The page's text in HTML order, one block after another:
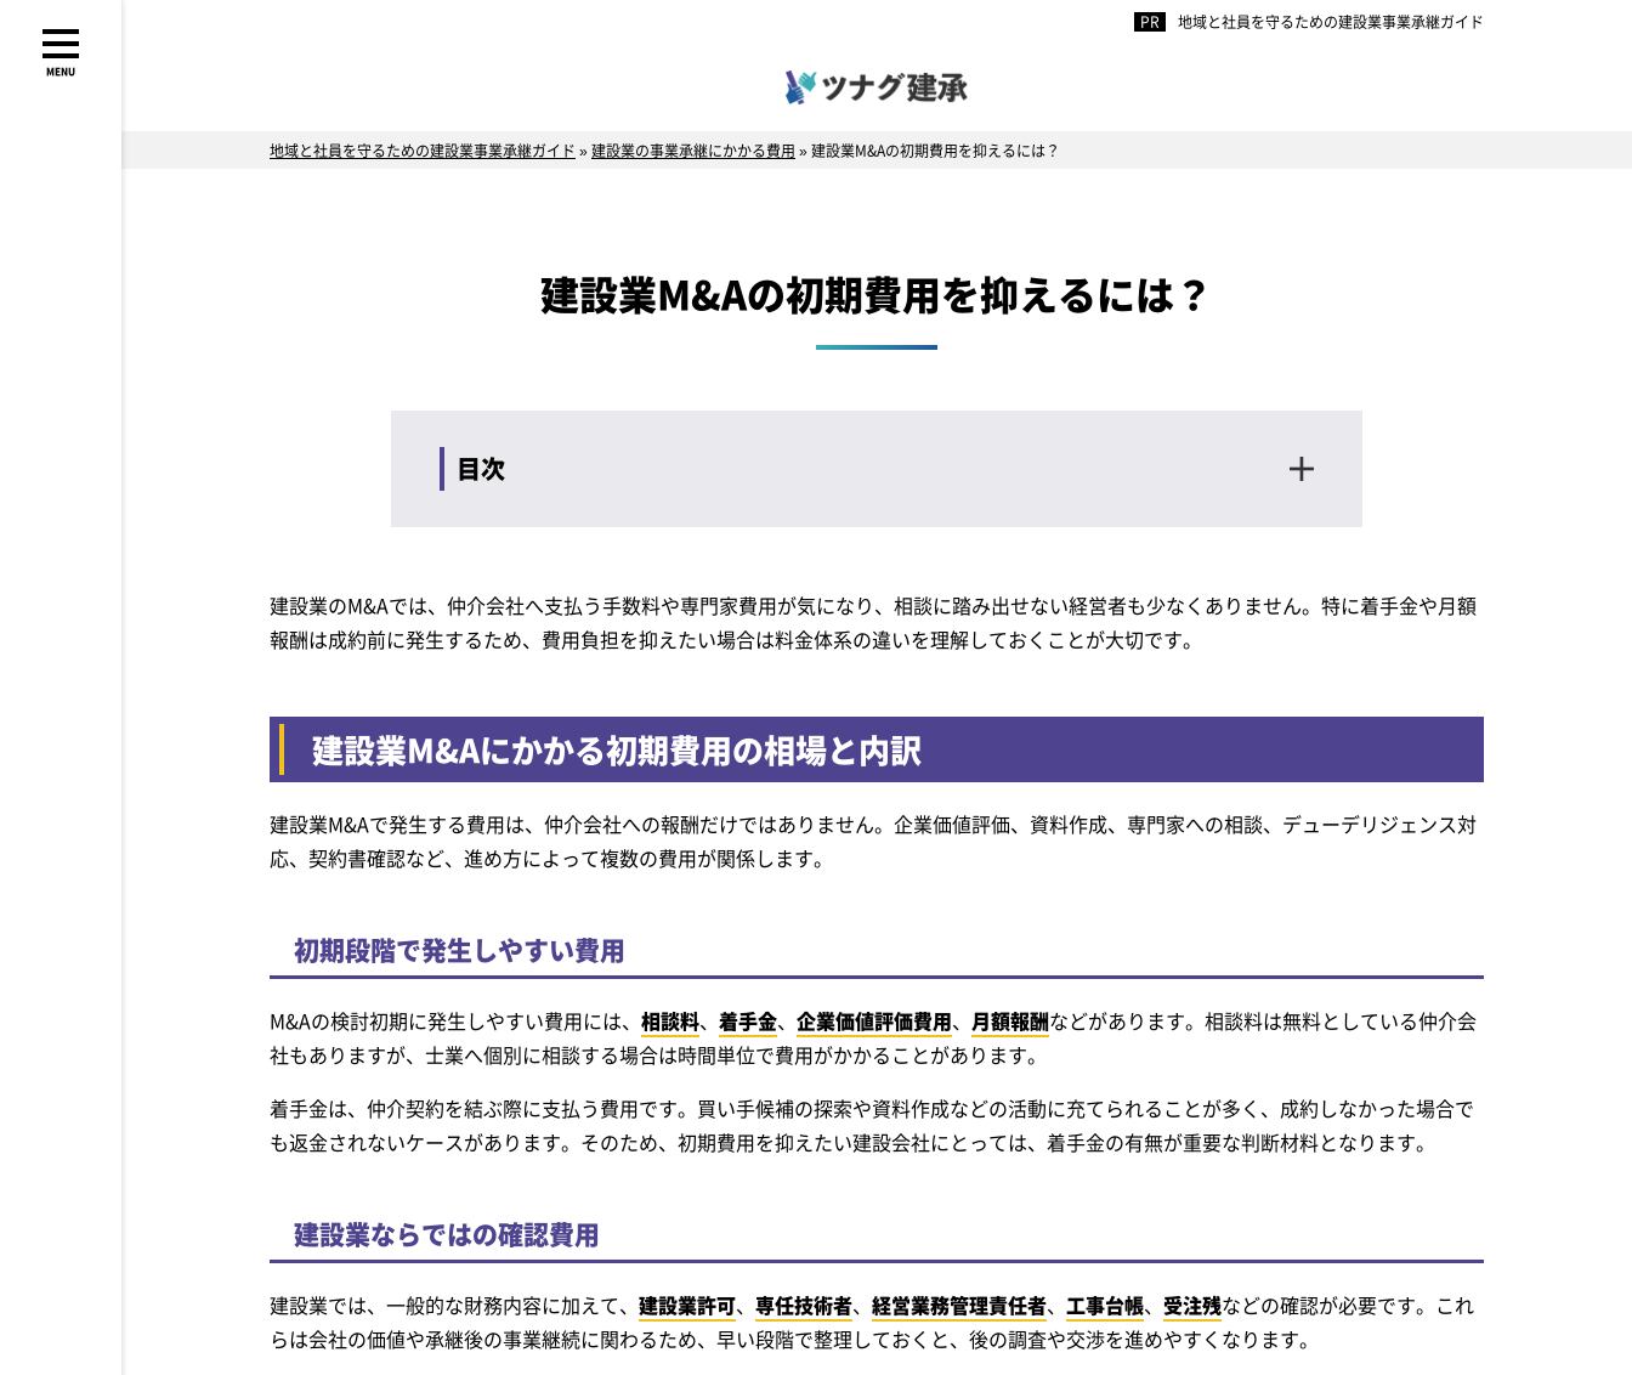
地域と社員を守るための建設業事業承継ガイド
MENU
地域と社員を守るための建設業事業承継ガイド »建設業の事業承継にかかる費用 »建設業M&Aの初期費用を抑えるには？
建設業M&Aの初期費用を抑えるには？
目次
建設業のM&Aでは、仲介会社へ支払う手数料や専門家費用が気になり、相談に踏み出せない経営者も少なくありません。特に着手金や月額
報酬は成約前に発生するため、費用負担を抑えたい場合は料金体系の違いを理解しておくことが大切です。
建設業M&Aにかかる初期費用の相場と内訳
建設業M&Aで発生する費用は、仲介会社への報酬だけではありません。企業価値評価、資料作成、専門家への相談、デューデリジェンス対
応、契約書確認など、進め方によって複数の費用が関係します。
初期段階で発生しやすい費用
M&Aの検討初期に発生しやすい費用には、 相談料、 着手金、 企業価値評価費用、 月額報酬などがあります。相談料は無料としている仲介会
社もありますが、士業へ個別に相談する場合は時間単位で費用がかかることがあります。
着手金は、仲介契約を結ぶ際に支払う費用です。買い手候補の探索や資料作成などの活動に充てられることが多く、成約しなかった場合で
も返金されないケースがあります。そのため、初期費用を抑えたい建設会社にとっては、着手金の有無が重要な判断材料となります。
建設業ならではの確認費用
建設業では、一般的な財務内容に加えて、 建設業許可、 専任技術者、 経営業務管理責任者、 工事台帳、 受注残などの確認が必要です。これ
らは会社の価値や承継後の事業継続に関わるため、早い段階で整理しておくと、後の調査や交渉を進めやすくなります。